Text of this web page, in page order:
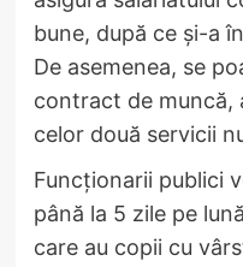
bune, după ce și-a
De asemenea, se
contract de muncă,
celor două servicii
Funcționarii publici
până la 5 zile pe
care au copii cu